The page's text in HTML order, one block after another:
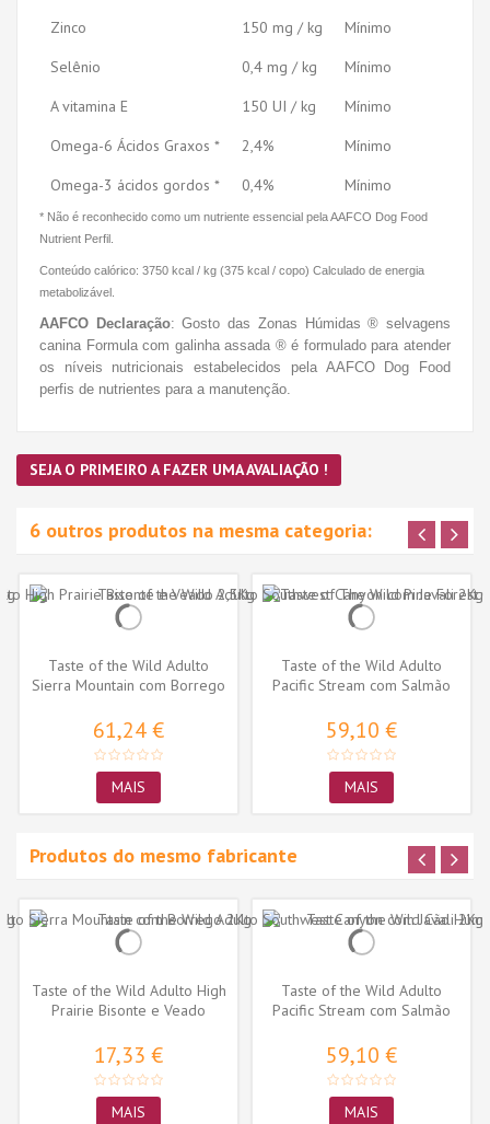
Zinco
150 mg / kg
Mínimo
Selênio
0,4 mg / kg
Mínimo
A vitamina E
150 UI / kg
Mínimo
Omega-6 Ácidos Graxos *
2,4%
Mínimo
Omega-3 ácidos gordos *
0,4% Mínimo
* Não é reconhecido como um nutriente essencial pela AAFCO Dog Food
Nutrient Perfil.
Conteúdo calórico: 3750 kcal / kg (375 kcal / copo) Calculado de energia
metabolizável.
AAFCO Declaração:Gosto das Zonas Húmidas ® selvagens
canina Formula com galinha assada ® é formulado para atender
os níveis nutricionais estabelecidos pela AAFCO Dog Food
perfis de nutrientes para a manutenção.
SEJA O PRIMEIRO A FAZER UMA AVALIAÇÃO !
6 outros produtos na mesma categoria:
Taste of the Wild Adulto
Sierra Mountain com Borrego
61,24 €
MAIS
Taste of the Wild Adulto
Pacific Stream com Salmão
59,10 €
MAIS
Produtos do mesmo fabricante
Taste of the Wild Adulto High
Prairie Bisonte e Veado
17,33 €
MAIS
Taste of the Wild Adulto
Pacific Stream com Salmão
59,10 €
MAIS